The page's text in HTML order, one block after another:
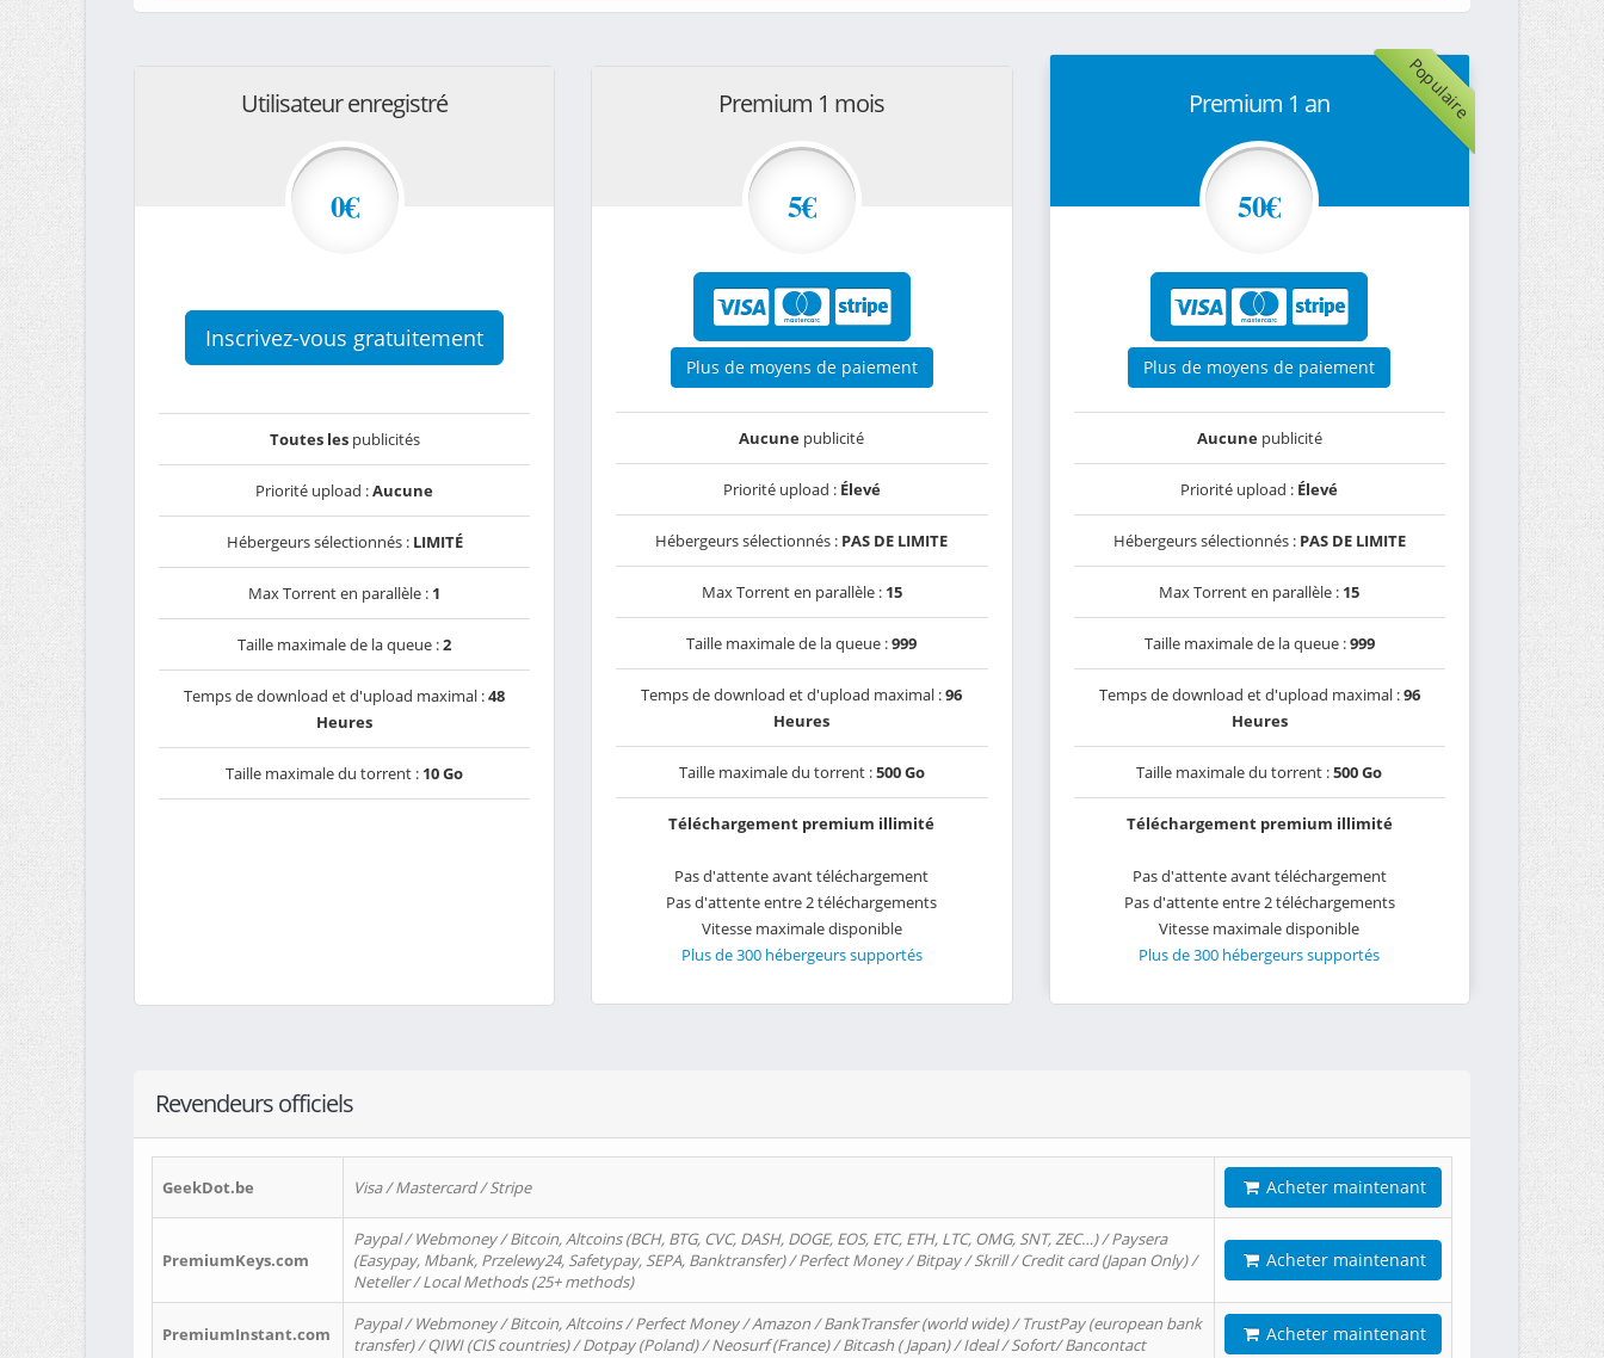
Utilisateur enregistré
0€
Inscrivez-vous gratuitement
Toutes lespublicités
Priorité upload :Aucune
Hébergeurs sélectionnés : LIMITÉ
Max Torrent en parallèle : 1
Taille maximale de la queue :2
Temps de download et d'upload maximal :48
Heures
Taille maximale du torrent : 10 Go
Premium 1 mois
5€
Plus de moyens de paiement
Aucune publicité
Priorité upload : Élevé
Hébergeurs sélectionnés : PAS DE LIMITE
Max Torrent en parallèle : 15
Taille maximale de la queue :999
Temps de download et d'upload maximal :96
Heures
Taille maximale du torrent :500 Go
Téléchargement premium illimité
Pas d'attente avant téléchargement
Pas d'attente entre 2 téléchargements
Vitesse maximale disponible
Plus de 300 hébergeurs supportés
Populaire
Premium 1 an
50€
Plus de moyens de paiement
Aucunepublicité
Priorité upload : Élevé
Hébergeurs sélectionnés : PAS DE LIMITE
Max Torrent en parallèle : 15
Taille maximale de la queue :999
Temps de download et d'upload maximal :96
Heures
Taille maximale du torrent :500 Go
Téléchargement premium illimité
Pas d'attente avant téléchargement
Pas d'attente entre 2 téléchargements
Vitesse maximale disponible
Plus de 300 hébergeurs supportés
Revendeurs officiels
GeekDot.be Visa / Mastercard / Stripe Acheter maintenant
PremiumKeys.com
Paypal / Webmoney / Bitcoin, Altcoins (BCH, BTG, CVC, DASH, DOGE, EOS, ETC, ETH, LTC, OMG, SNT, ZEC…) / Paysera
(Easypay, Mbank, Przelewy24, Safetypay, SEPA, Banktransfer) / Perfect Money / Bitpay / Skrill / Credit card (Japan Only) /
Neteller / Local Methods (25+ methods)
Acheter maintenant
PremiumInstant.com
Paypal / Webmoney / Bitcoin, Altcoins / Perfect Money / Amazon / BankTransfer (world wide) / TrustPay (european bank
transfer) / QIWI (CIS countries) / Dotpay (Poland) / Neosurf (France) / Bitcash ( Japan) / Ideal / Sofort/ Bancontact
Acheter maintenant